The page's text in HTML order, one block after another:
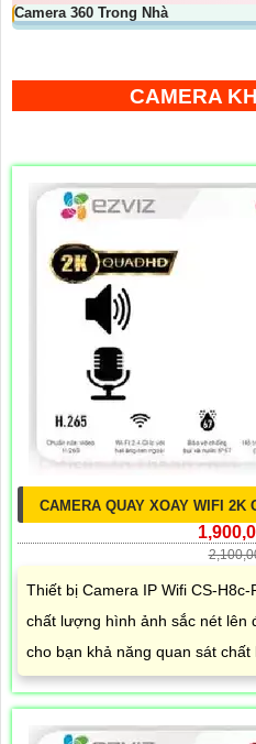
Camera 360 Trong Nhà
CAMERA
CAMERA QUAY XOAY WIFI 2K
Thiết bị Camera IP Wifi CS-
chất lượng hình ảnh sắc nét lên
cho bạn khả năng quan sát